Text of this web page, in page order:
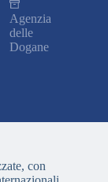
Agenzia
delle
Dogane
con